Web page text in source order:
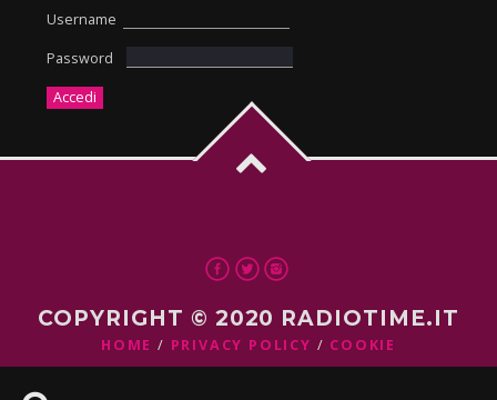
Username
Password
COPYRIGHT © 2020 RADIOTIME.IT
HOME PRIVACY POLICY COOKIE